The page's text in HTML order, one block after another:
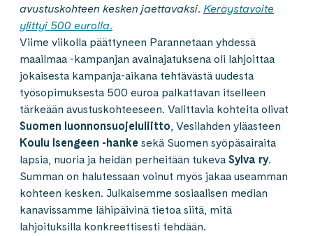
avustuskohteen kesken jaettavaksi. Keräystavoite
ylittyi 500 eurolla.
Viime viikolla päättyneen Parannetaan yhdessä
maailmaa -kampanjan avainajatuksena oli lahjoittaa
jokaisesta kampanja-aikana tehtävästä uudesta
työsopimuksesta 500 euroa palkattavan itselleen
tärkeään avustuskohteeseen. Valittavia kohteita olivat
Suomen luonnonsuojeluliitto, Vesilahden yläasteen
Koulu Isengeen -hanke sekä Suomen syöpäsairaita
lapsia, nuoria ja heidän perheitään tukeva Sylva ry.
Summan on halutessaan voinut myös jakaa useamman
kohteen kesken. Julkaisemme sosiaalisen median
kanavissamme lähipäivinä tietoa siitä, mitä
lahjoituksilla konkreettisesti tehdään.